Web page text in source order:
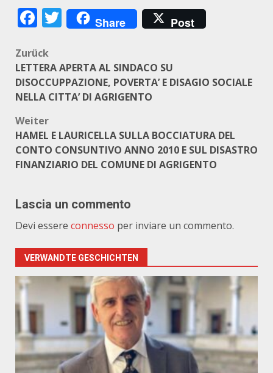
Facebook
Twitter
Share Post
Beitragsnavigation
Zurück
LETTERA APERTA AL SINDACO SU
DISOCCUPPAZIONE, POVERTA’ E DISAGIO SOCIALE
NELLA CITTA’ DI AGRIGENTO
Weiter
HAMEL E LAURICELLA SULLA BOCCIATURA DEL
CONTO CONSUNTIVO ANNO 2010 E SUL DISASTRO
FINANZIARIO DEL COMUNE DI AGRIGENTO
Lascia un commento
Devi essere connesso per inviare un commento.
VERWANDTE GESCHICHTEN